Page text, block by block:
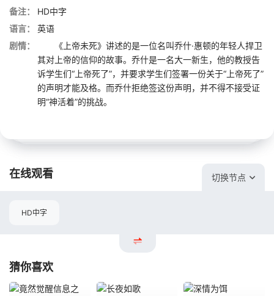
备注：
HD中字
语言：
英语
剧情：
《上帝未死》讲述的是一位名叫乔什·惠顿的年轻人捍卫
其对上帝的信仰的故事。乔什是一名大一新生，他的教授告
诉学生们“上帝死了”，并要求学生们签署一份关于“上帝死了”
的声明才能及格。而乔什拒绝签这份声明，并不得不接受证
明“神活着”的挑战。
在线观看 切换节点
HD中字
猜你喜欢